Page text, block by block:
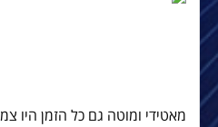
מאטידי ומוטה גם כל הזמן היו